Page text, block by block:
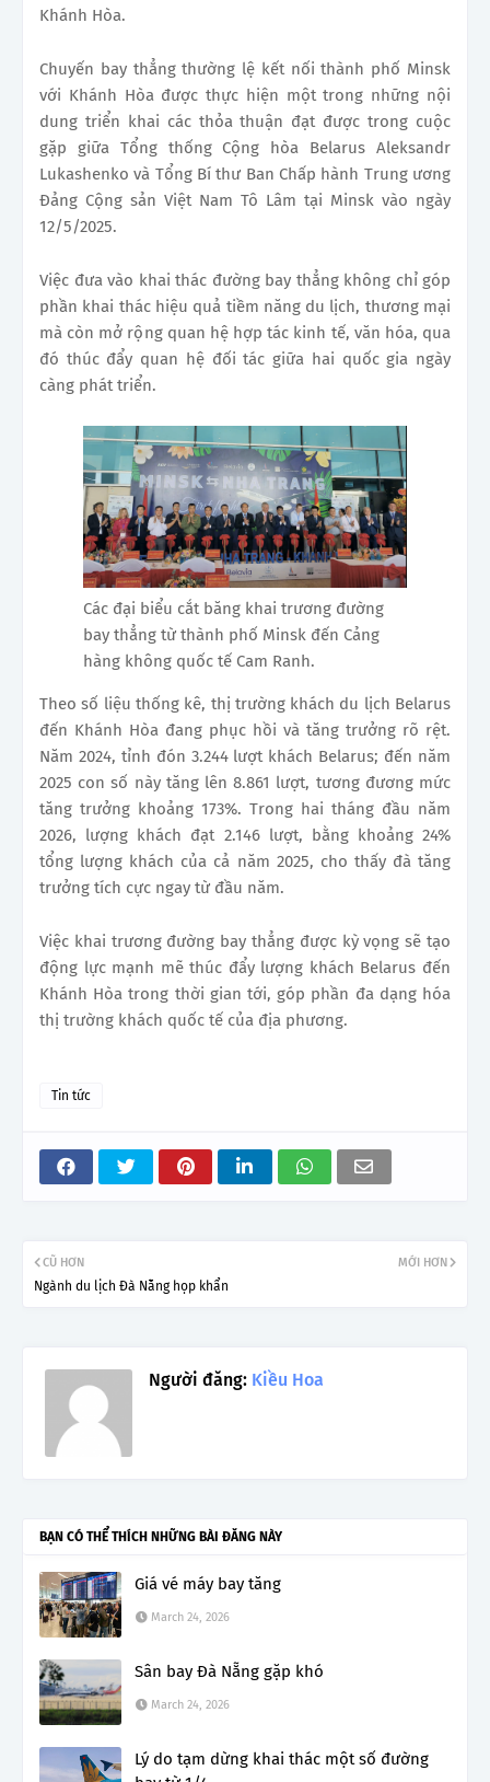
Khánh Hòa.
Chuyến bay thẳng thường lệ kết nối thành phố Minsk
với Khánh Hòa được thực hiện một trong những nội
dung triển khai các thỏa thuận đạt được trong cuộc
gặp giữa Tổng thống Cộng hòa Belarus Aleksandr
Lukashenko và Tổng Bí thư Ban Chấp hành Trung ương
Đảng Cộng sản Việt Nam Tô Lâm tại Minsk vào ngày
12/5/2025.
Việc đưa vào khai thác đường bay thẳng không chỉ góp
phần khai thác hiệu quả tiềm năng du lịch, thương mại
mà còn mở rộng quan hệ hợp tác kinh tế, văn hóa, qua
đó thúc đẩy quan hệ đối tác giữa hai quốc gia ngày
càng phát triển.
Các đại biểu cắt băng khai trương đường
bay thẳng từ thành phố Minsk đến Cảng
hàng không quốc tế Cam Ranh.
Theo số liệu thống kê, thị trường khách du lịch Belarus
đến Khánh Hòa đang phục hồi và tăng trưởng rõ rệt.
Năm 2024, tỉnh đón 3.244 lượt khách Belarus; đến năm
2025 con số này tăng lên 8.861 lượt, tương đương mức
tăng trưởng khoảng 173%. Trong hai tháng đầu năm
2026, lượng khách đạt 2.146 lượt, bằng khoảng 24%
tổng lượng khách của cả năm 2025, cho thấy đà tăng
trưởng tích cực ngay từ đầu năm.
Việc khai trương đường bay thẳng được kỳ vọng sẽ tạo
động lực mạnh mẽ thúc đẩy lượng khách Belarus đến
Khánh Hòa trong thời gian tới, góp phần đa dạng hóa
thị trường khách quốc tế của địa phương.
Tin tức
MỚI HƠN
CŨ HƠN
Ngành du lịch Đà Nẵng họp khẩn
Người đăng: Kiều Hoa
BẠN CÓ THỂ THÍCH NHỮNG BÀI ĐĂNG NÀY
Giá vé máy bay tăng
March 24, 2026
Sân bay Đà Nẵng gặp khó
March 24, 2026
Lý do tạm dừng khai thác một số đường